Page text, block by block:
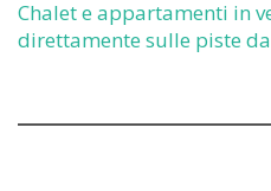
Chalet e appartamenti in
direttamente sulle piste